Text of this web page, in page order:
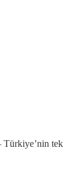
Türkiye’nin tek